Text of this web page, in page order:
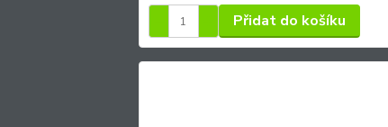
Přidat do košíku